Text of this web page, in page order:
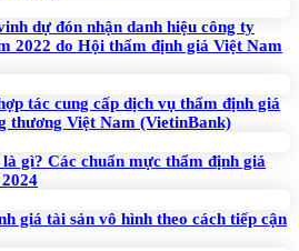
dự đón nhận danh hiệu công ty
2022 do Hội thẩm định giá Việt Nam
tác cung cấp dịch vụ thẩm định giá
thương Việt Nam (VietinBank)
gì? Các chuẩn mực thẩm định giá
giá tài sản vô hình theo cách tiếp cận